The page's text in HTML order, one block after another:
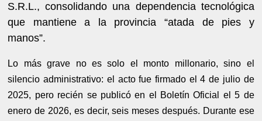
S.R.L., consolidando una dependencia tecnológica
que mantiene a la provincia “atada de pies y
manos”.
Lo más grave no es solo el monto millonario, sino el
silencio administrativo: el acto fue firmado el 4 de julio de
2025, pero recién se publicó en el Boletín Oficial el 5 de
enero de 2026, es decir, seis meses después. Durante ese